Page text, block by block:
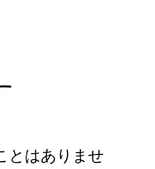
とはありませ